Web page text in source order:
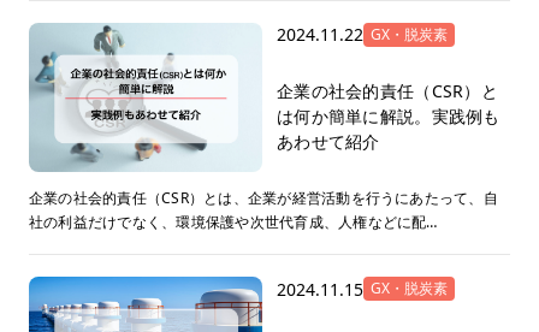
2024.11.22 GX・脱炭素
企業の社会的責任（CSR）と
は何か簡単に解説。実践例も
あわせて紹介
企業の社会的責任（CSR）とは、企業が経営活動を行うにあたって、自
社の利益だけでなく、環境保護や次世代育成、人権などに配…
2024.11.15 GX・脱炭素